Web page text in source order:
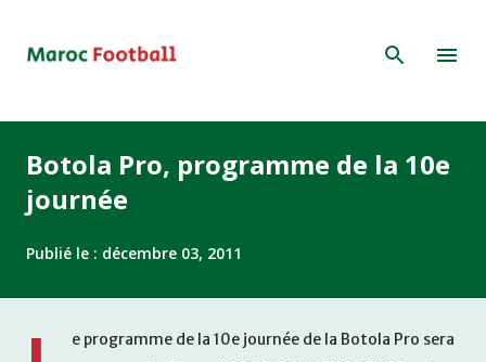
Botola Pro, programme de la 10e
journée
Publié le : décembre 03, 2011
e programme de la 10e journée de la Botola Pro sera